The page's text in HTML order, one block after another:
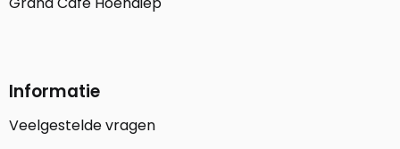
Informatie
Veelgestelde vragen